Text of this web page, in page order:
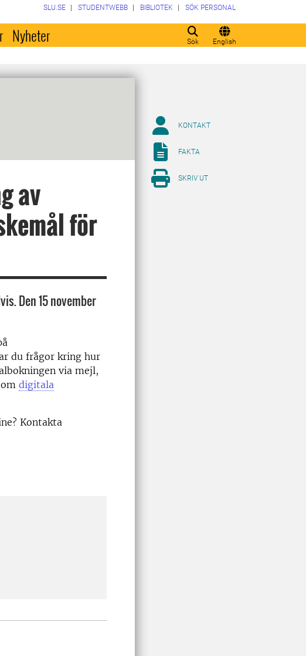
Sök English
SLU.SE STUDENTWEBB BIBLIOTEK SÖK PERSONAL
Nyheter
av
för
Den 15 november
du frågor kring hur
via mejl,
digitala
Kontakta
KONTAKT
FAKTA
SKRIV UT